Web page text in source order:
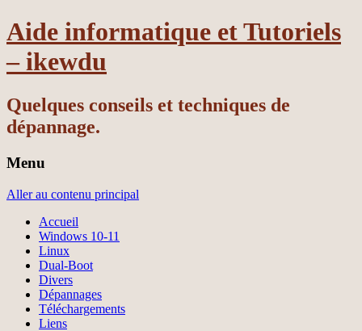
Aide informatique et Tutoriels
– ikewdu
Quelques conseils et techniques de
dépannage.
Menu
Aller au contenu principal
Accueil
Windows 10-11
Linux
Dual-Boot
Divers
Dépannages
Téléchargements
Liens